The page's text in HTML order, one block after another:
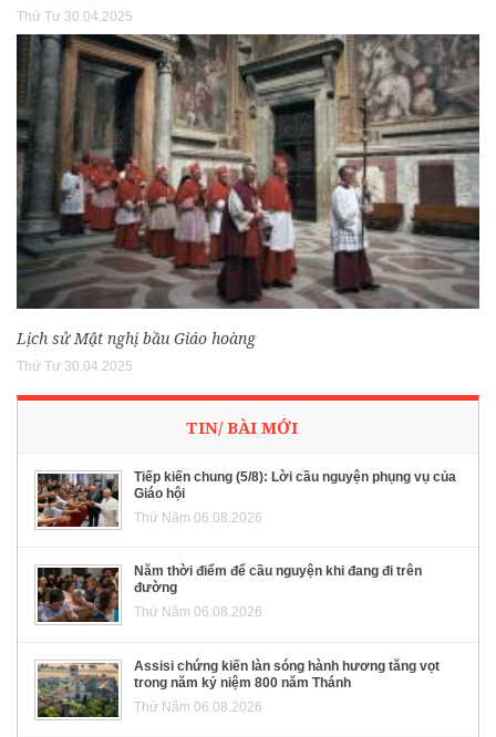
Thứ Tư 30.04.2025
Lịch sử Mật nghị bầu Giáo hoàng
Thứ Tư 30.04.2025
TIN/ BÀI MỚI
Tiếp kiến chung (5/8): Lời cầu nguyện phụng vụ của
Giáo hội
Thứ Năm 06.08.2026
Năm thời điểm để cầu nguyện khi đang đi trên
đường
Thứ Năm 06.08.2026
Assisi chứng kiến làn sóng hành hương tăng vọt
trong năm kỷ niệm 800 năm Thánh
Thứ Năm 06.08.2026